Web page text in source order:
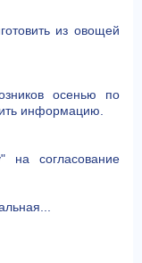
из овощей
осенью по
информацию.
на согласование